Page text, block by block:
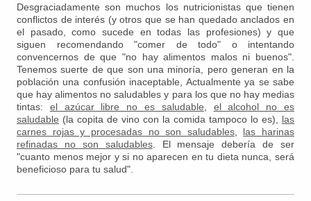
Desgraciadamente son muchos los nutricionistas que tienen
conflictos de interés (y otros que se han quedado anclados en
el pasado, como sucede en todas las profesiones) y que
siguen recomendando "comer de todo" o intentando
convencernos de que "no hay alimentos malos ni buenos".
Tenemos suerte de que son una minoría, pero generan en la
población una confusión inaceptable, Actualmente ya se sabe
que hay alimentos no saludables y para los que no hay medias
tintas: el azúcar libre no es saludable el alcohol no es
saludable (la copita de vino con la comida tampoco lo es), las
carnes rojas y procesadas no son saludables, las harinas
refinadas no son saludables. El mensaje debería de ser
"cuanto menos mejor y si no aparecen en tu dieta nunca, será
beneficioso para tu salud".